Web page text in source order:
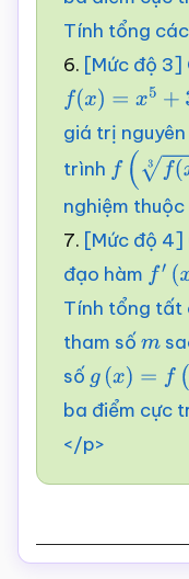
Tính tổng
6. [Mức độ 3]
f(x)= x5 +3 x3
giá trị
trình f( f (x) +m
nghiệm thuộc
7. [Mức độ 4]
đạo hàm f′( x)
Tính tổng tất
tham số m
số g (x)=f( –x
ba điểm cực
</p>